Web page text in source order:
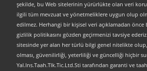
şekilde, bu Web sitelerinin yürürlükte olan veri
ilgili tüm mevzuat ve yönetmeliklere uygun olup
edilmez. Herhangi bir kişisel veri açıklamadan
gizlilik politikasını gözden geçirmenizi tavsiye
sitesinde yer alan her türlü bilgi genel nitelikte
olması, güvenilirliği, yeterliliği ve güncelliği hiçbir
Yal.Ins.Taah.Tlk.Tic.Ltd.Sti tarafından garanti ve